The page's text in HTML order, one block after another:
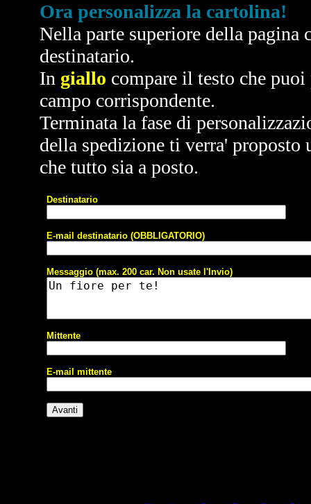
Ora personalizza la cartolina!
Nella parte superiore della
destinatario.
In giallo compare il testo che
campo corrispondente.
Terminata la fase di
della spedizione ti verra' proposto
che tutto sia a posto.
Destinatario
E-mail destinatario (OBBLIGATORIO)
Messaggio (max. 200 car. Non usate l'Invio)
Mittente
E-mail mittente